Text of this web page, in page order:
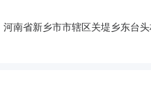
河南省新乡市市辖区关堤乡东台